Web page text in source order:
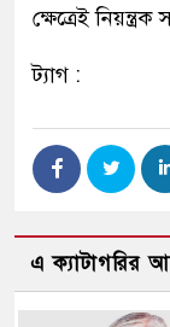
ক্ষেত্রেই
ট্যাগ :
এ ক্যাটাগরির